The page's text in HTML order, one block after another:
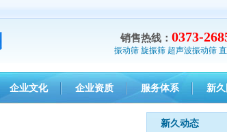
销售热线： 0373-
振动筛 旋振筛 超声波振动筛
企业文化 企业资质 服务体系 新
新久动态